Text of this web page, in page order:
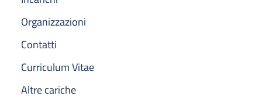
Organizzazioni
Contatti
Curriculum Vitae
Altre cariche